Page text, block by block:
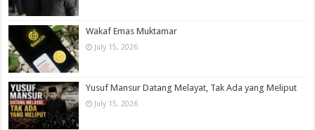
Wakaf Emas Muktamar
July 15, 2026
Yusuf Mansur Datang Melayat, Tak Ada yang Meliput
July 15, 2026